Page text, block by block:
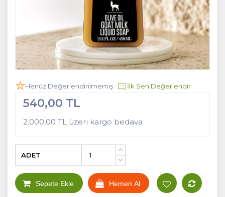
Henüz Değerlendirilmemiş İlk Sen Değerlendir
540,00 TL
2.000,00 TL üzeri kargo bedava
+
ADET
Sepete Ekle Hemen Al